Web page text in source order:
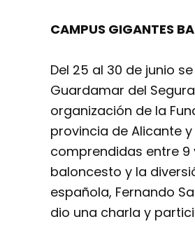
CAMPUS GIGANTES
Del 25 al 30 de junio
Guardamar del
organización de la
provincia de Alicante
comprendidas entre 9
baloncesto y la
española, Fernando
dio una charla y